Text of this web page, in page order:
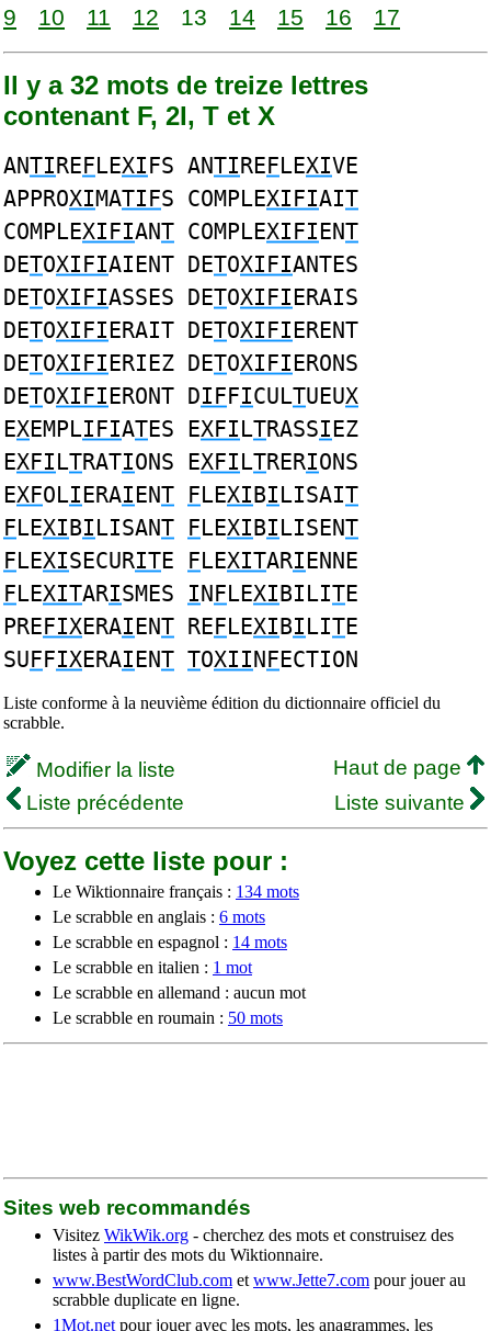
9
10 11 12 13 14 15 16 17
Il y a 32 mots de treize lettres
contenant F, 2I, T et X
ANTIREFLEXIFS ANTIREFLEXIVE
APPROXIMATIFS COMPLEXIFIAIT
COMPLEXIFIANT COMPLEXIFIENT
DETOXIFIAIENT DETOXIFIANTES
DETOXIFIASSES DETOXIFIERAIS
DETOXIFIERAIT DETOXIFIERENT
DETOXIFIERIEZ DETOXIFIERONS
DETOXIFIERONT DIFFICULTUEUX
EXEMPLIFIATES EXFILTRASSIEZ
EXFILTRATIONS EXFILTRERIONS
EXFOLIERAIENT FLEXIBILISAIT
FLEXIBILISANT FLEXIBILISENT
FLEXISECURITE FLEXITARIENNE
FLEXITARISMES INFLEXIBILITE
PREFIXERAIENT REFLEXIBILITE
SUFFIXERAIENT TOXIINFECTION
Liste conforme à la neuvième édition du dictionnaire officiel du
scrabble.
Modifier la liste
Haut de page
Liste précédente
Liste suivante
Voyez cette liste pour :
Le Wiktionnaire français : 134 mots
Le scrabble en anglais : 6 mots
Le scrabble en espagnol : 14 mots
Le scrabble en italien : 1 mot
Le scrabble en allemand : aucun mot
Le scrabble en roumain : 50 mots
Sites web recommandés
Visitez WikWik.org - cherchez des mots et construisez des
listes à partir des mots du Wiktionnaire.
www.BestWordClub.com et www.Jette7.com pour jouer au
scrabble duplicate en ligne.
1Mot.net pour jouer avec les mots, les anagrammes, les